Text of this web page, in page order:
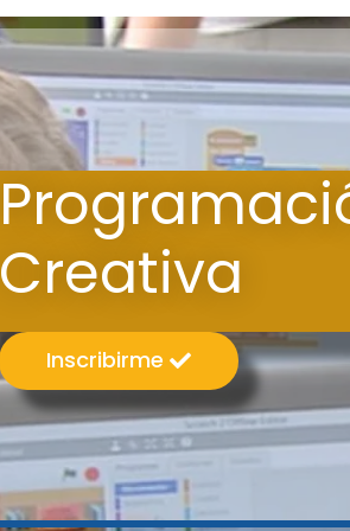
Creativa
Inscribirme